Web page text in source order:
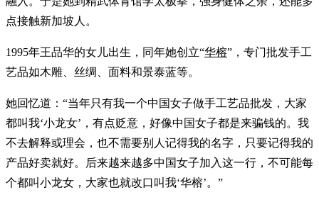
点接触新加坡人。
1995年王品华的女儿出生，同年她创立“华榕”，专门批发手工
艺品如木雕、丝绸、面料和景泰蓝等。
她回忆道：“当年只有我一个中国女子做手工艺品批发，大家
都叫我‘小龙女’，有点贬意，好像中国女子都是来骗钱的。我
不去解释或理会，也不需要别人记得我的名字，只要记得我的
产品好卖就好。后来越来越多中国女子加入这一行，不可能每
个都叫小龙女，大家也就改口叫我‘华榕’。”